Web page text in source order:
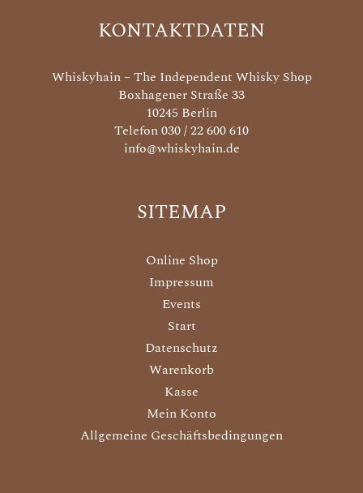
KONTAKTDATEN
Whiskyhain – The Independent Whisky Shop
Boxhagener Straße 33
10245 Berlin
Telefon 030 / 22 600 610
info@whiskyhain.de
SITEMAP
Online Shop
Impressum
Events
Start
Datenschutz
Warenkorb
Kasse
Mein Konto
Allgemeine Geschäftsbedingungen